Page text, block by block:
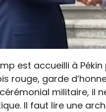
est accueilli à
rouge, garde
militaire, il
Il faut lire une